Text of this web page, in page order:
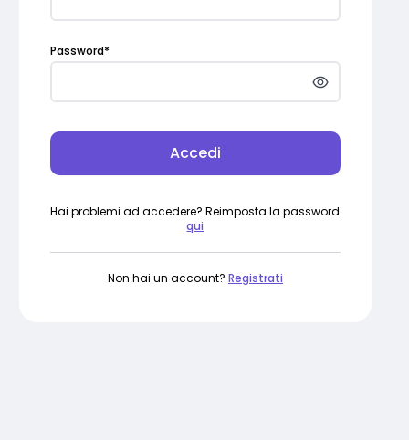
Password*
Accedi
Hai problemi ad accedere? Reimposta la password
qui
Non hai un account? Registrati